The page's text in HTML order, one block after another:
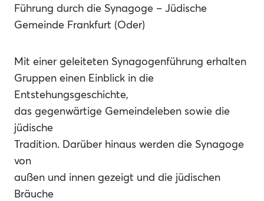
Führung durch die Synagoge – Jüdische
Gemeinde Frankfurt (Oder)
Mit einer geleiteten Synagogenführung erhalten
Gruppen einen Einblick in die
Entstehungsgeschichte,
das gegenwärtige Gemeindeleben sowie die
jüdische
Tradition. Darüber hinaus werden die Synagoge
von
außen und innen gezeigt und die jüdischen
Bräuche